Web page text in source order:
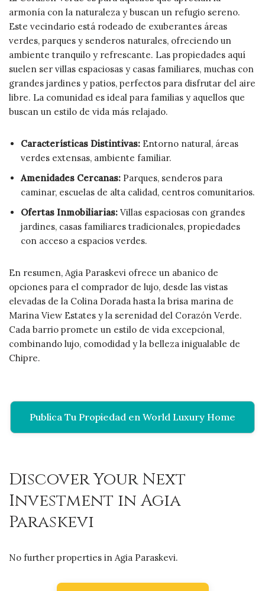
armonía con la naturaleza y buscan un refugio sereno.
Este vecindario está rodeado de exuberantes áreas
verdes, parques y senderos naturales, ofreciendo un
ambiente tranquilo y refrescante. Las propiedades aquí
suelen ser villas espaciosas y casas familiares, muchas con
grandes jardines y patios, perfectos para disfrutar del aire
libre. La comunidad es ideal para familias y aquellos que
buscan un estilo de vida más relajado.
Características Distintivas: Entorno natural, áreas
verdes extensas, ambiente familiar.
Amenidades Cercanas: Parques, senderos para
caminar, escuelas de alta calidad, centros comunitarios.
Ofertas Inmobiliarias: Villas espaciosas con grandes
jardines, casas familiares tradicionales, propiedades
con acceso a espacios verdes.
En resumen, Agia Paraskevi ofrece un abanico de
opciones para el comprador de lujo, desde las vistas
elevadas de la Colina Dorada hasta la brisa marina de
Marina View Estates y la serenidad del Corazón Verde.
Cada barrio promete un estilo de vida excepcional,
combinando lujo, comodidad y la belleza inigualable de
Chipre.
Publica Tu Propiedad en World Luxury Home
Discover Your Next
Investment in Agia
Paraskevi
No further properties in Agia Paraskevi.